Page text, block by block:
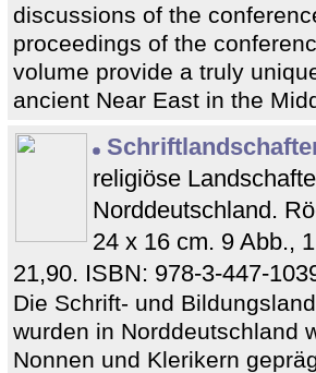
discussions of the
proceedings of the
volume provide a truly
ancient Near East in the
religiöse
Norddeutschland.
24 x 16 cm. 9 Abb.,
21,90. ISBN: 978-3-447-
Die Schrift- und
wurden in Norddeutschland
Nonnen und Klerikern